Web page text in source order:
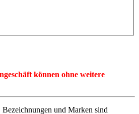
können ohne weitere
und Marken sind